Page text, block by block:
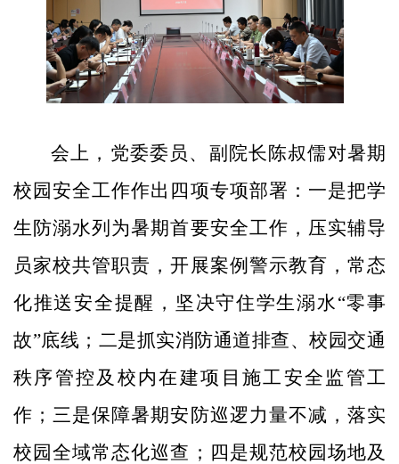
会上，党委委员、副院长陈叔儒对暑期
校园安全工作作出四项专项部署：一是把学
生防溺水列为暑期首要安全工作，压实辅导
员家校共管职责，开展案例警示教育，常态
化推送安全提醒，坚决守住学生溺水“零事
故”底线；二是抓实消防通道排查、校园交通
秩序管控及校内在建项目施工安全监管工
作；三是保障暑期安防巡逻力量不减，落实
校园全域常态化巡查；四是规范校园场地及